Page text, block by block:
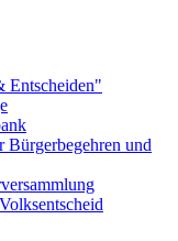
Entscheiden"
Bürgerbegehren und